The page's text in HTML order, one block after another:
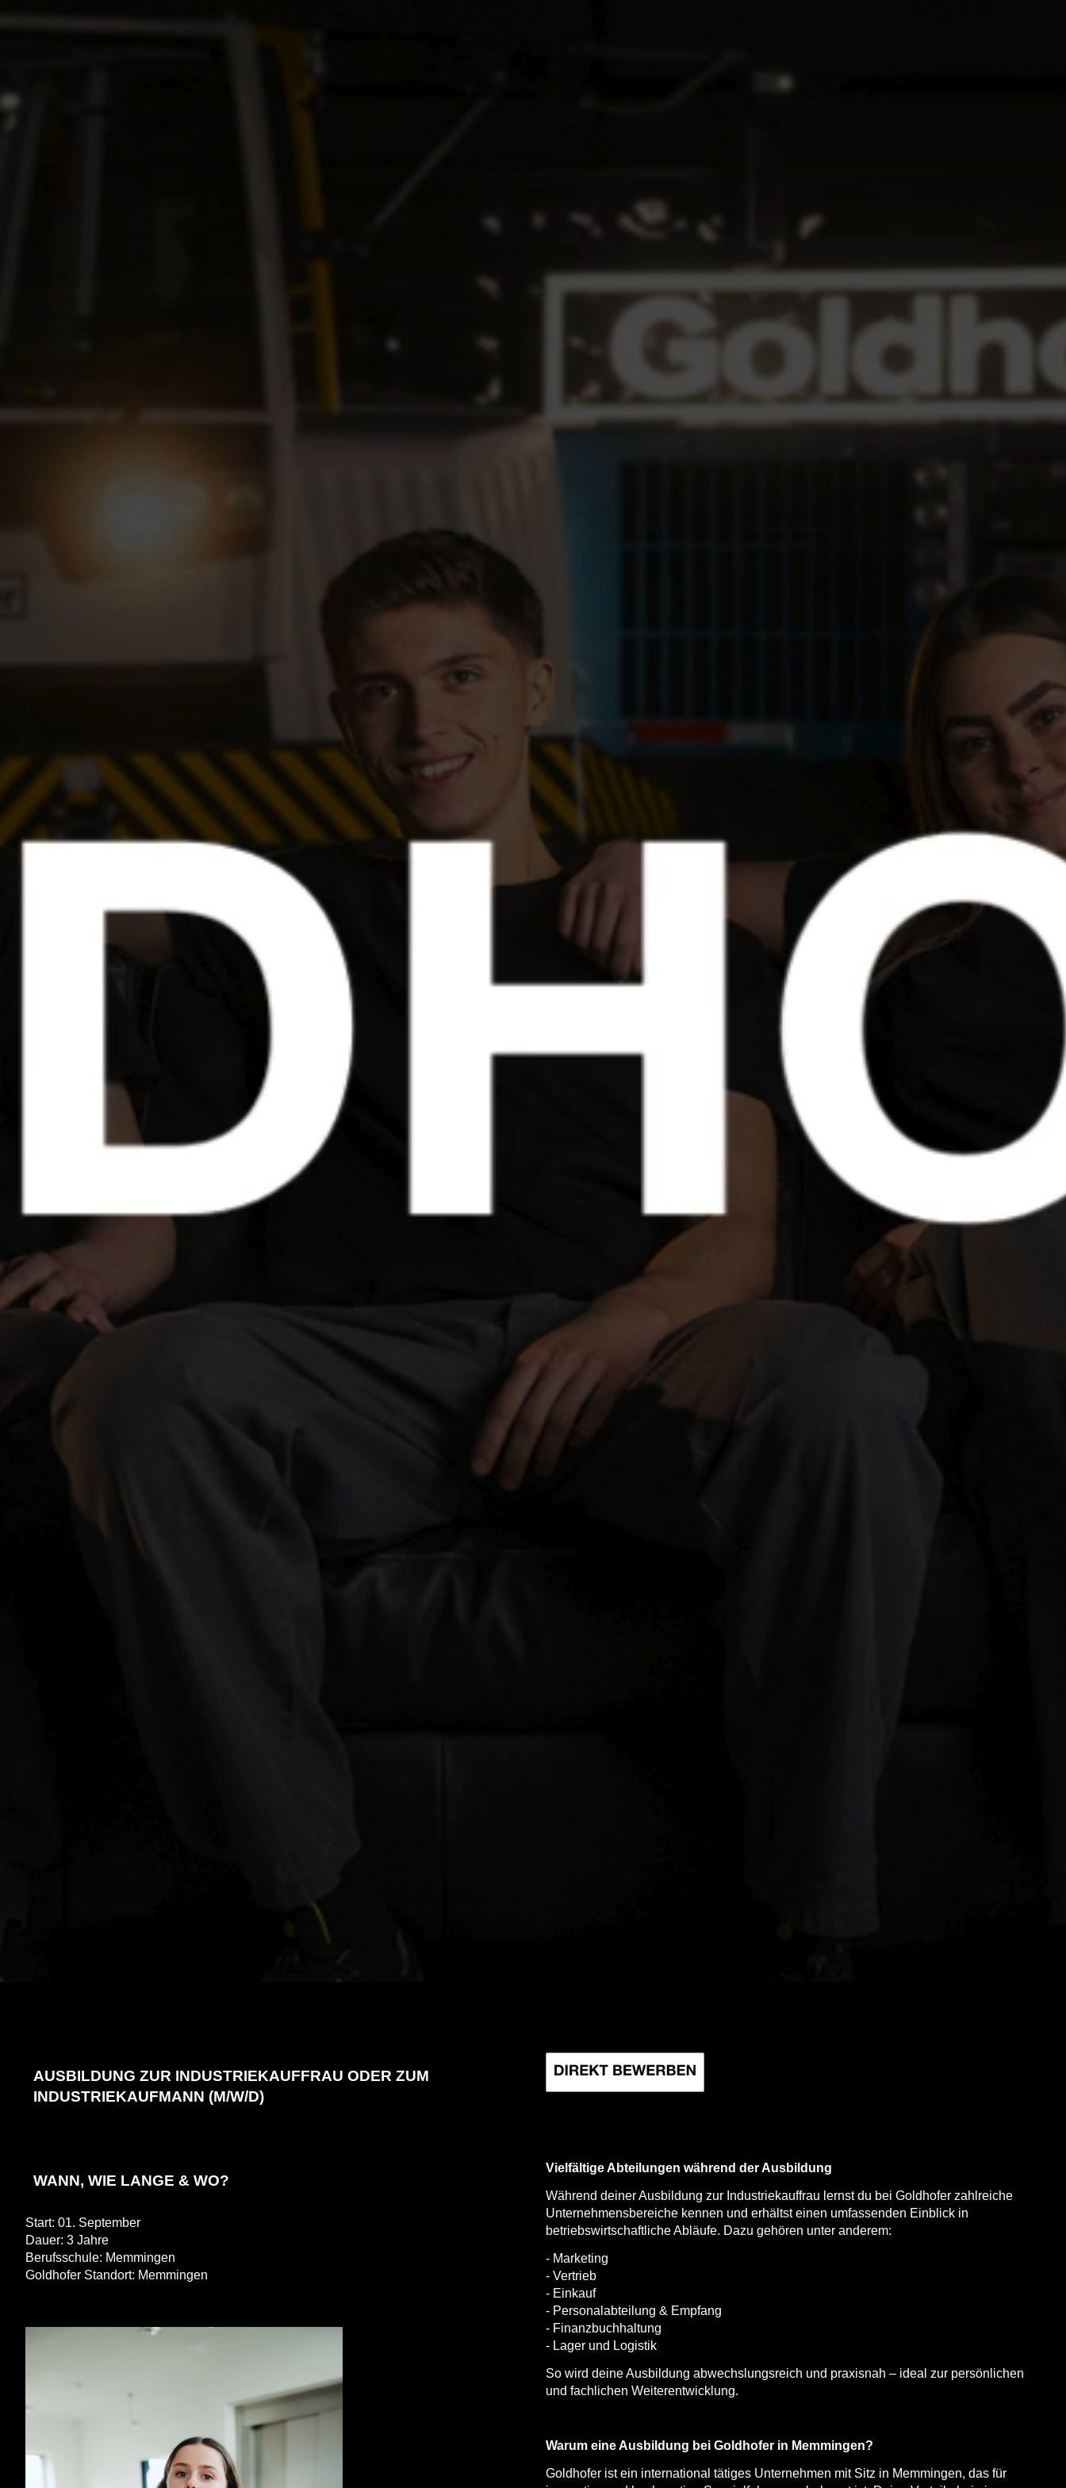
AUSBILDUNG ZUR INDUSTRIEKAUFFRAU ODER ZUM
INDUSTRIEKAUFMANN (M/W/D)
WANN, WIE LANGE & WO?
Start: 01. September
Dauer: 3 Jahre
Berufsschule: Memmingen
Goldhofer Standort: Memmingen
Vielfältige Abteilungen während der Ausbildung
Während deiner Ausbildung zur Industriekauffrau lernst du bei Goldhofer zahlreiche
Unternehmensbereiche kennen und erhältst einen umfassenden Einblick in
betriebswirtschaftliche Abläufe. Dazu gehören unter anderem:
- Marketing
- Vertrieb
- Einkauf
- Personalabteilung & Empfang
- Finanzbuchhaltung
- Lager und Logistik
So wird deine Ausbildung abwechslungsreich und praxisnah – ideal zur persönlichen
und fachlichen Weiterentwicklung.
Warum eine Ausbildung bei Goldhofer in Memmingen?
Goldhofer ist ein international tätiges Unternehmen mit Sitz in Memmingen, das für